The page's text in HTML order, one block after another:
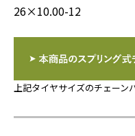
26×10.00-12
上記タイヤサイズのチェーン